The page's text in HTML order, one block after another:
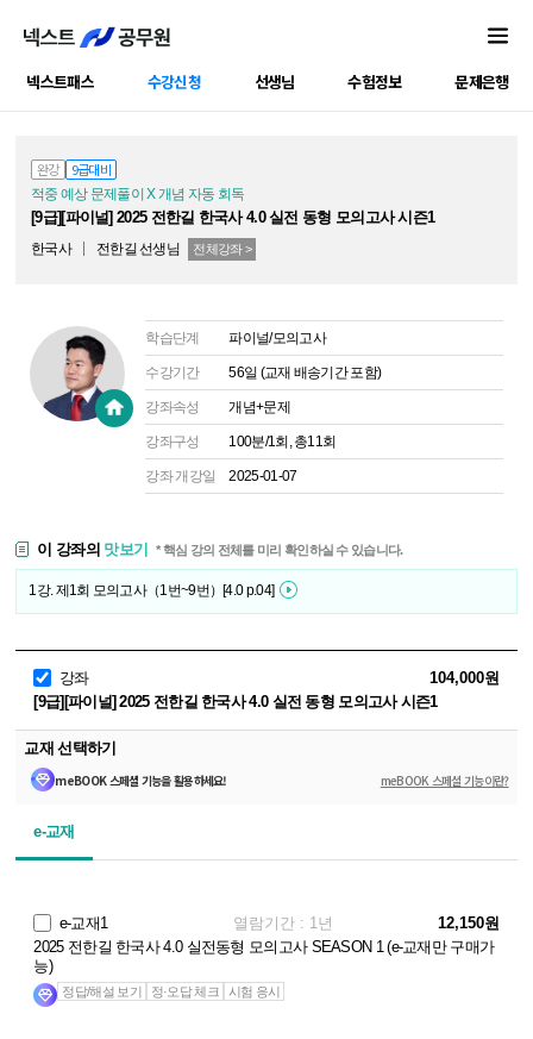
넥스트패스 수강신청 선생님 수험정보 문제은행
완강 9급대비
적중 예상 문제풀이 X 개념 자동 회독
[9급][파이널] 2025 전한길 한국사 4.0 실전 동형 모의고사 시즌1
한국사 전한길 선생님 전체강좌 >
학습단계 파이널/모의고사
수강기간 56일 (교재 배송기간 포함)
강좌속성 개념+문제
강좌구성 100분/1회, 총11회
강좌 개강일 2025-01-07
이 강좌의 맛보기 * 핵심 강의 전체를 미리 확인하실 수 있습니다.
1강. 제1회 모의고사（1번~9번）[4.0 p.04]
강좌
[9급][파이널] 2025 전한길 한국사 4.0 실전 동형 모의고사 시즌1
104,000원
교재 선택하기
meBOOK 스페셜 기능을 활용하세요!
meBOOK 스페셜 기능이란?
e-교재
e-교재1
2025 전한길 한국사 4.0 실전동형 모의고사 SEASON 1 (e-교재만 구매가
능)
정답/해설 보기 정·오답 체크 시험 응시
열람기간 : 1년 12,150원